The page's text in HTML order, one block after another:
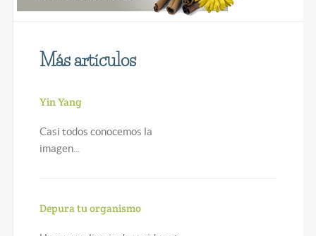
Más artículos
Yin Yang
Casi todos conocemos la
imagen...
Depura tu organismo